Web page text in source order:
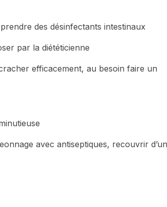
des désinfectants intestinaux
par la diététicienne
efficacement, au besoin faire un
avec antiseptiques, recouvrir d’un